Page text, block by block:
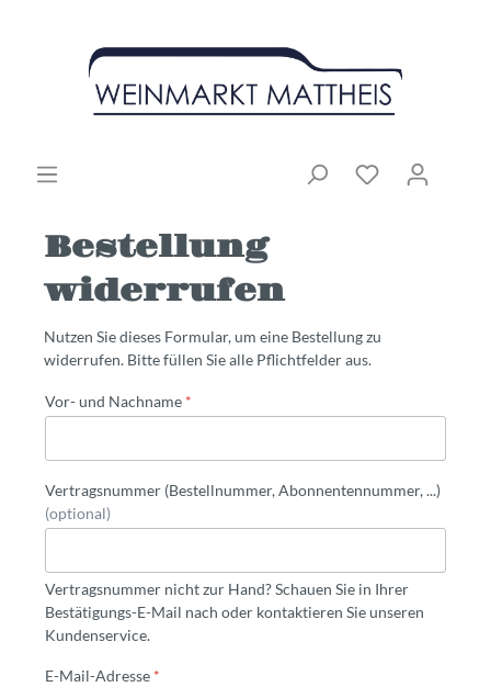
Bestellung
widerrufen
Nutzen Sie dieses Formular, um eine Bestellung zu
widerrufen. Bitte füllen Sie alle Pflichtfelder aus.
Vor- und Nachname *
Vertragsnummer (Bestellnummer, Abonnentennummer, ...)
(optional)
Vertragsnummer nicht zur Hand? Schauen Sie in Ihrer
Bestätigungs-E-Mail nach oder kontaktieren Sie unseren
Kundenservice.
E-Mail-Adresse *